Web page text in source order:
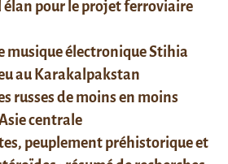
élan pour le projet ferroviaire
musique électronique Stihia
au Karakalpakstan
russes de moins en moins
centrale
peuplement préhistorique et